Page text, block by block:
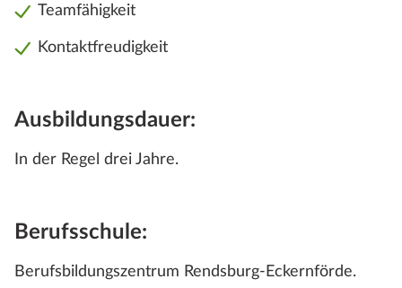
Teamfähigkeit
Kontaktfreudigkeit
Ausbildungsdauer:
In der Regel drei Jahre.
Berufsschule:
Berufsbildungszentrum Rendsburg-Eckernförde.